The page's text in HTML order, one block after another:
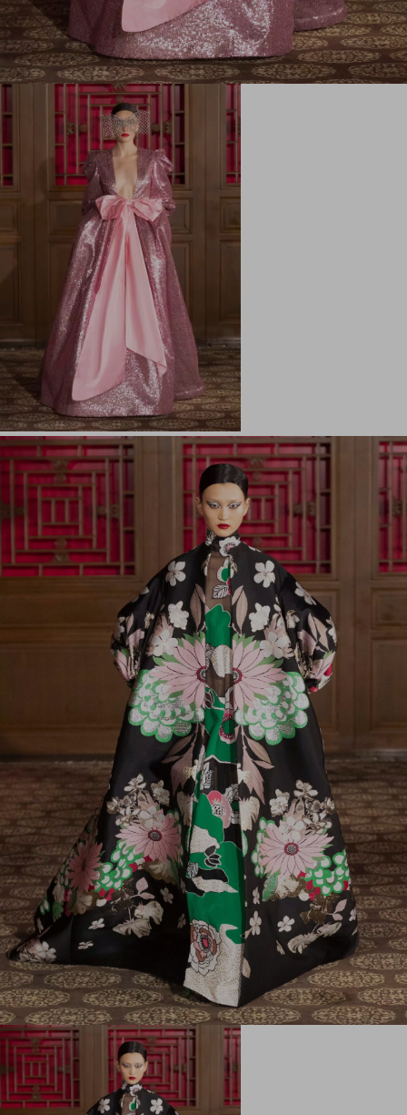
Mein Konto
Store Locator
Country Selector
Germany / German
00 800 1959 1960